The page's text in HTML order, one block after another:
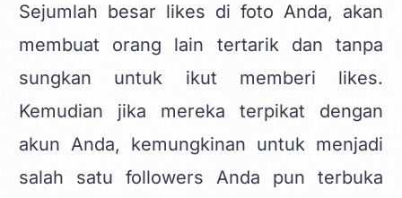
Sejumlah besar likes di foto Anda, akan
membuat orang lain tertarik dan tanpa
sungkan untuk ikut memberi likes.
Kemudian jika mereka terpikat dengan
akun Anda, kemungkinan untuk menjadi
salah satu followers Anda pun terbuka